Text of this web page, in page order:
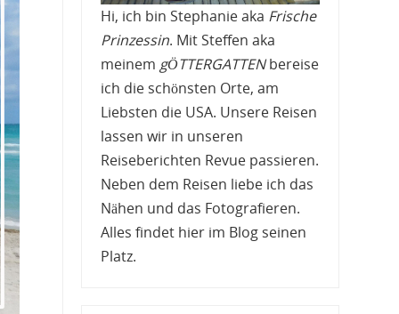
Hi, ich bin Stephanie aka Frische
Prinzessin. Mit Steffen aka
meinem gÖTTERGATTENbereise
ich die schönsten Orte, am
Liebsten die USA. Unsere Reisen
lassen wir in unseren
Reiseberichten Revue passieren.
Neben dem Reisen liebe ich das
Nähen und das Fotografieren.
Alles findet hier im Blog seinen
Platz.